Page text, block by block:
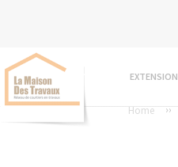
EXTENSION
Home